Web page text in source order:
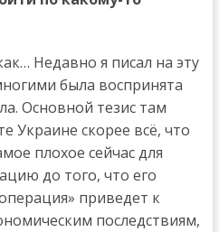
Недавно я писал на эту
была воспринята
Основной тезис там
Украине скорее всё, что
плохое сейчас для
до того, что его
приведет к
последствиям,